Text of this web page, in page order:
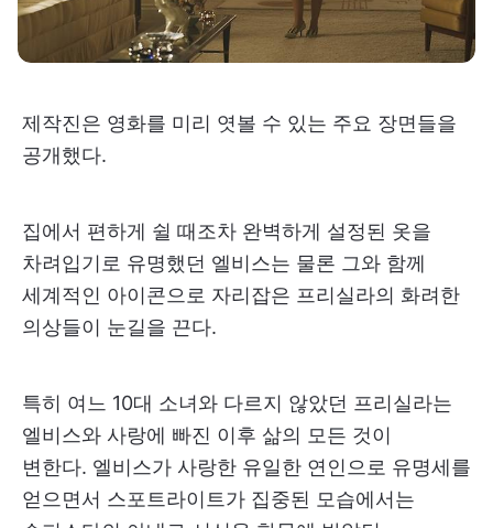
제작진은 영화를 미리 엿볼 수 있는 주요 장면들을
공개했다.
집에서 편하게 쉴 때조차 완벽하게 설정된 옷을
차려입기로 유명했던 엘비스는 물론 그와 함께
세계적인 아이콘으로 자리잡은 프리실라의 화려한
의상들이 눈길을 끈다.
특히 여느 10대 소녀와 다르지 않았던 프리실라는
엘비스와 사랑에 빠진 이후 삶의 모든 것이
변한다. 엘비스가 사랑한 유일한 연인으로 유명세를
얻으면서 스포트라이트가 집중된 모습에서는